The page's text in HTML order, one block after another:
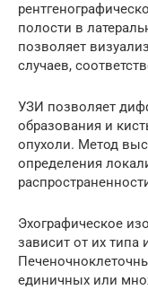
полости в
позволяет
случаев,
УЗИ позволяет
образования и
опухоли. Метод
определения
Эхографическое
зависит от их типа
единичных или